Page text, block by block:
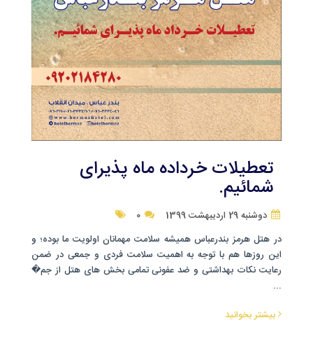
تعطیلات خرداده ماه پذیرای
شمائیم.
دوشنبه 29 اردیبهشت 1399
در هتل هرمز بندرعباس همیشه سلامت مهمانان اولویت ما بوده؛ و
این روزها هم با توجه به اهمیت سلامت فردی و جمعی در ضمن
رعایت نکات بهداشتی و ضد عفونی تمامی بخش های هتل از جم�
...
بیشتر بخوانید